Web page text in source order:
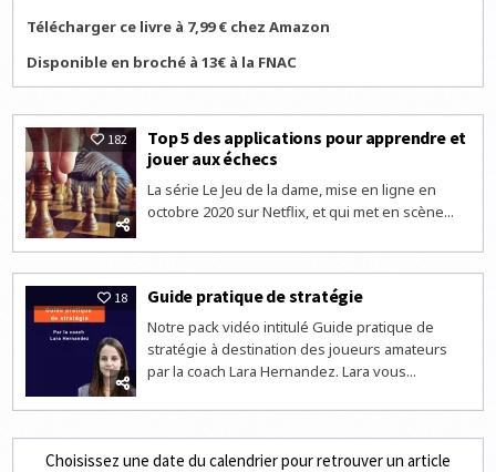
Télécharger ce livre à 7,99 € chez Amazon
Disponible en broché à 13€ à la FNAC
182
Top 5 des applications pour apprendre et
jouer aux échecs
La série Le Jeu de la dame, mise en ligne en
octobre 2020 sur Netflix, et qui met en scène...
18 Guide pratique de stratégie
Notre pack vidéo intitulé Guide pratique de
stratégie à destination des joueurs amateurs
par la coach Lara Hernandez. Lara vous...
Choisissez une date du calendrier pour retrouver un article